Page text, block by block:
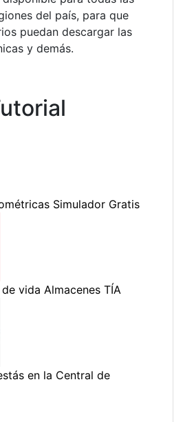
del país, para que
puedan descargar las
y demás.